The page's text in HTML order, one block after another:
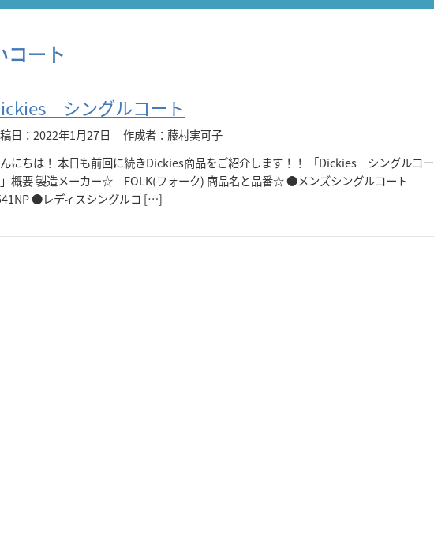
コート
シングルコート
日：2022年1月27日
作成者：藤村実可子
にちは！ 本日も前回に続きDickies商品をご紹介します！！ 「Dickies シングルコー
」概要 製造メーカー☆ FOLK(フォーク) 商品名と品番☆ ●メンズシングルコート
●レディスシングルコ […]